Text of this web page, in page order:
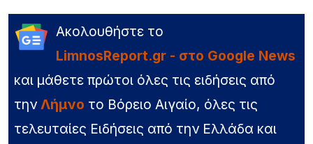
Ακολουθήστε το
LimnosReport.gr - στο Google News
και μάθετε πρώτοι όλες τις ειδήσεις από
την Λήμνο το Βόρειο Αιγαίο, όλες τις
τελευταίες Ειδήσεις από την Ελλάδα και